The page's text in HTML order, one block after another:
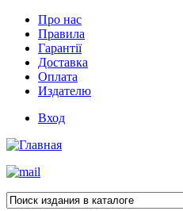
Про нас
Правила
Гарантії
Доставка
Оплата
Издателю
Вход